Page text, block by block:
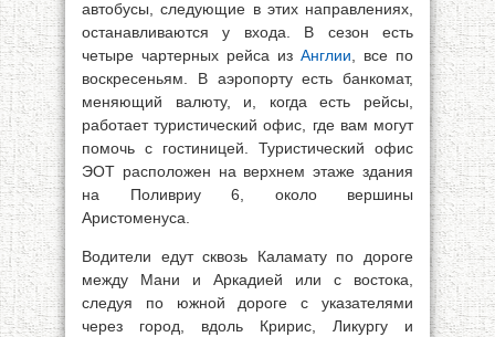
автобусы, следующие в этих направлениях,
останавливаются у входа. В сезон есть
четыре чартерных рейса из Англии , все по
воскресеньям. В аэропорту есть банкомат,
меняющий валюту, и, когда есть рейсы,
работает туристический офис, где вам могут
помочь с гостиницей. Туристический офис
ЭОТ расположен на верхнем этаже здания
на Поливриу 6, около вершины
Аристоменуса.
Водители едут сквозь Каламату по дороге
между Мани и Аркадией или с востока,
следуя по южной дороге с указателями
через город, вдоль Кририс, Ликургу и